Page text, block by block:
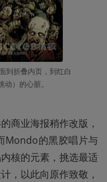
到折叠内页，到红白
）的心脏。
商业海报稍作改版，
Mondo的黑胶唱片与
核的元素，挑选最适
，以此向原作致敬，